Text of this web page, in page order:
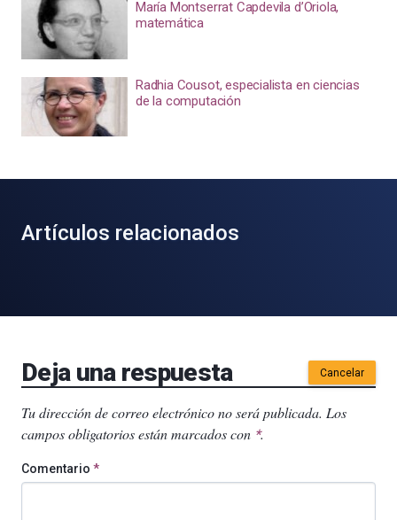
María Montserrat Capdevila d’Oriola,
matemática
Radhia Cousot, especialista en ciencias
de la computación
Artículos relacionados
Deja una respuesta Cancelar
Tu dirección de correo electrónico no será publicada. Los
campos obligatorios están marcados con *.
Comentario *